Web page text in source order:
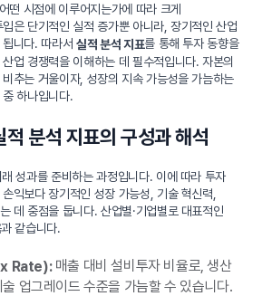
떤 시점에 이루어지는가에 따라 크게
은 단기적인 실적 증가뿐 아니라, 장기적인 산업
됩니다. 따라서실적 분석 지표를 통해 투자 동향을
업 경쟁력을 이해하는 데 필수적입니다. 자본의
추는 거울이자, 성장의 지속 가능성을 가늠하는
하나입니다.
적 분석 지표의 구성과 해석
성과를 준비하는 과정입니다. 이에 따라 투자
익보다 장기적인 성장 가능성, 기술 혁신력,
데 중점을 둡니다. 산업별·기업별로 대표적인
같습니다.
Rate):매출 대비 설비투자 비율로, 생산
업그레이드 수준을 가늠할 수 있습니다.